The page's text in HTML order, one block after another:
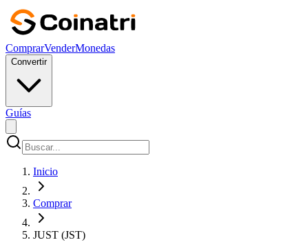
ComprarVenderMonedas
Convertir
Guías
Inicio
Comprar
JUST (JST)